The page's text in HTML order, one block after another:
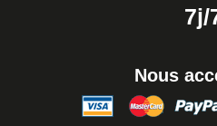
7j/
Nous